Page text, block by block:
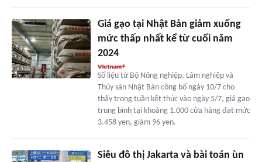
Giá gạo tại Nhật Bản giảm xuống
mức thấp nhất kể từ cuối năm
2024
Số liệu từ Bộ Nông nghiệp, Lâm nghiệp và
Thủy sản Nhật Bản công bố ngày 10/7 cho
thấy trong tuần kết thúc vào ngày 5/7, giá gạo
trung bình tại khoảng 1.000 cửa hàng đạt mức
3.458 yen, giảm 96 yen.
Siêu đô thị Jakarta và bài toán ùn